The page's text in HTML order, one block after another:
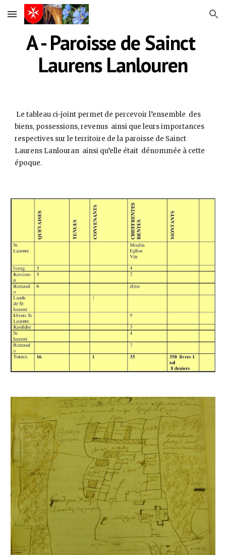
Skip to main content Skip to navigation
A - Paroisse de Sainct
Laurens Lanlouren
biens, possessions, revenus  ainsi que leurs importances
respectives sur le territoire de la paroisse de Sainct
Laurens Lanlouran  ainsi qu’elle était  dénommée à cette
époque.